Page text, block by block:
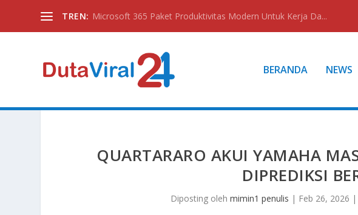
TREN: Microsoft 365 Paket Produktivitas Modern Untuk Kerja Da...
BERANDA NEWS
QUARTARARO AKUI YAMAHA
DIPREDIKSI
Diposting oleh mimin1 penulis | Feb 26, 2026 |